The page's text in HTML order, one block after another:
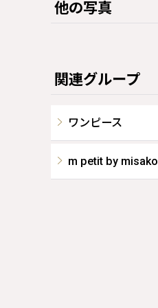
他の写真
関連グループ
ワンピース
m petit by misako